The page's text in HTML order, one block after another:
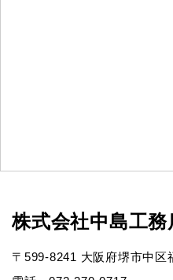
株式会社中島工務
〒599-8241 大阪府堺市中区